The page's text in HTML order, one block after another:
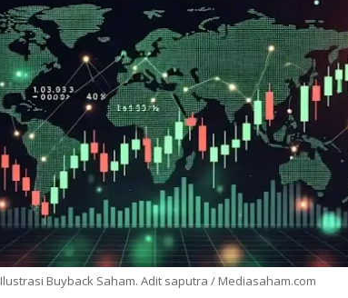
Ilustrasi Buyback Saham. Adit saputra / Mediasaham.com